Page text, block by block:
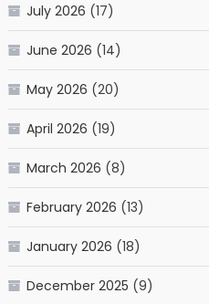
July 2026 (17)
June 2026 (14)
May 2026 (20)
April 2026 (19)
March 2026 (8)
February 2026 (13)
January 2026 (18)
December 2025 (9)